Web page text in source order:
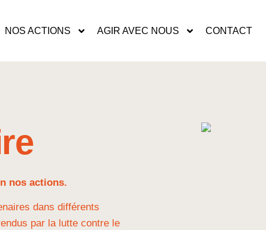
NOS ACTIONS AGIR AVEC NOUS CONTACT
nos actions.
dans différents
par la lutte contre le